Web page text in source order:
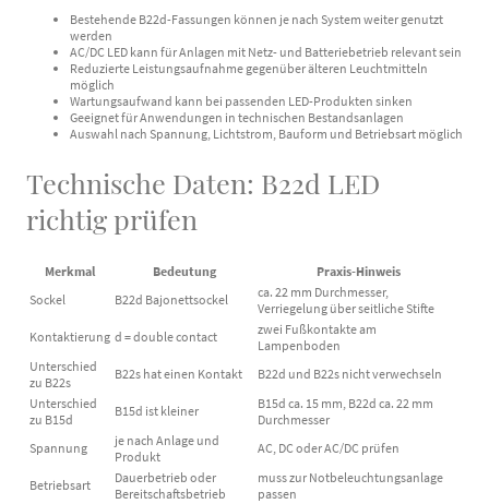
Bestehende B22d-Fassungen können je nach System weiter genutzt
werden
AC/DC LED kann für Anlagen mit Netz- und Batteriebetrieb relevant sein
Reduzierte Leistungsaufnahme gegenüber älteren Leuchtmitteln
möglich
Wartungsaufwand kann bei passenden LED-Produkten sinken
Geeignet für Anwendungen in technischen Bestandsanlagen
Auswahl nach Spannung, Lichtstrom, Bauform und Betriebsart möglich
Technische Daten: B22d LED
richtig prüfen
Merkmal Bedeutung
Praxis-Hinweis
Sockel
B22d Bajonettsockel
ca. 22 mm Durchmesser,
Verriegelung über seitliche Stifte
Kontaktierung d = double contact
zwei Fußkontakte am
Lampenboden
Unterschied
zu B22s
B22s hat einen Kontakt
B22d und B22s nicht verwechseln
Unterschied
zu B15d
B15d ist kleiner
B15d ca. 15 mm, B22d ca. 22 mm
Durchmesser
Spannung
je nach Anlage und
Produkt
AC, DC oder AC/DC prüfen
Betriebsart
Dauerbetrieb oder
Bereitschaftsbetrieb
muss zur Notbeleuchtungsanlage
passen